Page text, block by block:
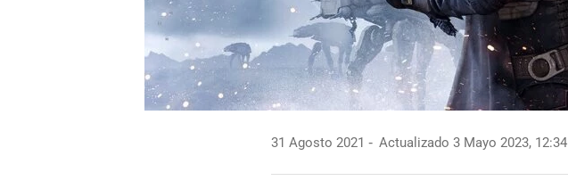
31 Agosto 2021 Actualizado 3 Mayo 2023, 12:34